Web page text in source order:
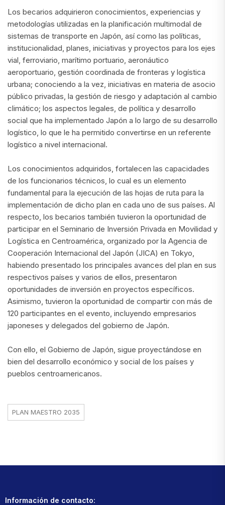
Los becarios adquirieron conocimientos, experiencias y
metodologías utilizadas en la planificación multimodal de
sistemas de transporte en Japón, así como las políticas,
institucionalidad, planes, iniciativas y proyectos para los ejes
vial, ferroviario, marítimo portuario, aeronáutico
aeroportuario, gestión coordinada de fronteras y logística
urbana; conociendo a la vez, iniciativas en materia de asocio
público privadas, la gestión de riesgo y adaptación al cambio
climático; los aspectos legales, de política y desarrollo
social que ha implementado Japón a lo largo de su desarrollo
logístico, lo que le ha permitido convertirse en un referente
logístico a nivel internacional.
Los conocimientos adquiridos, fortalecen las capacidades
de los funcionarios técnicos, lo cual es un elemento
fundamental para la ejecución de las hojas de ruta para la
implementación de dicho plan en cada uno de sus países. Al
respecto, los becarios también tuvieron la oportunidad de
participar en el Seminario de Inversión Privada en Movilidad y
Logística en Centroamérica, organizado por la Agencia de
Cooperación Internacional del Japón (JICA) en Tokyo,
habiendo presentado los principales avances del plan en sus
respectivos países y varios de ellos, presentaron
oportunidades de inversión en proyectos específicos.
Asimismo, tuvieron la oportunidad de compartir con más de
120 participantes en el evento, incluyendo empresarios
japoneses y delegados del gobierno de Japón.
Con ello, el Gobierno de Japón, sigue proyectándose en
bien del desarrollo económico y social de los países y
pueblos centroamericanos.
PLAN MAESTRO 2035
Información de contacto: